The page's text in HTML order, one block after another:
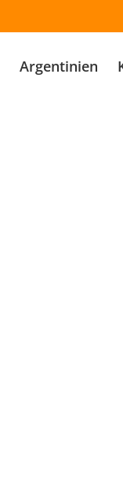
Argentinien